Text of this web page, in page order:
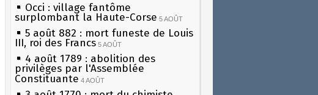
Occi : village fantôme
surplombant la Haute-Corse 5 AOÛT
5 août 882 : mort funeste de Louis
III, roi des Francs 5 AOÛT
4 août 1789 : abolition des
privilèges par l'Assemblée
Constituante 4 AOÛT